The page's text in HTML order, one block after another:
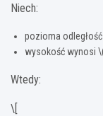
Niech:
pozioma
wysokość wynosi
Wtedy:
\[